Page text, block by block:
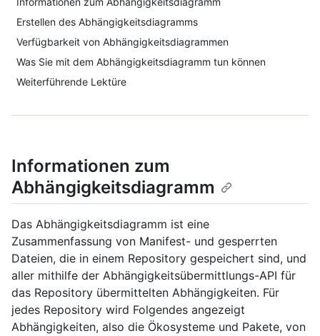
Erstellen des Abhängigkeitsdiagramms
Verfügbarkeit von Abhängigkeitsdiagrammen
Was Sie mit dem Abhängigkeitsdiagramm tun können
Weiterführende Lektüre
Informationen zum
Abhängigkeitsdiagramm
Das Abhängigkeitsdiagramm ist eine
Zusammenfassung von Manifest- und gesperrten
Dateien, die in einem Repository gespeichert sind, und
aller mithilfe der Abhängigkeitsübermittlungs-API für
das Repository übermittelten Abhängigkeiten. Für
jedes Repository wird Folgendes angezeigt
Abhängigkeiten, also die Ökosysteme und Pakete, von